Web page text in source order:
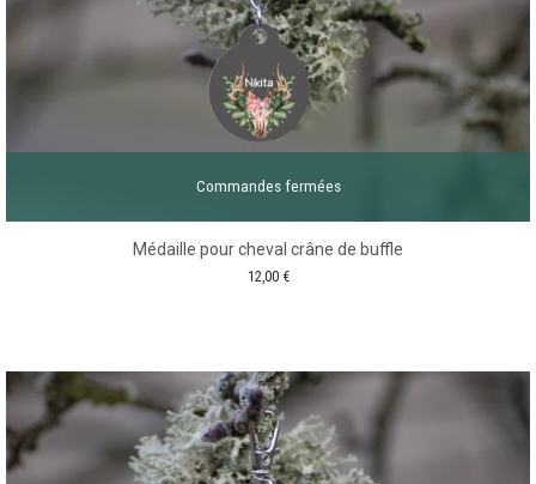
Commandes fermées
Médaille pour cheval crâne de buffle
12,00 €